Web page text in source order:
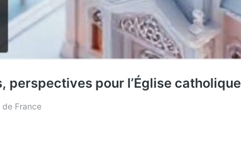
perspectives pour l’Église catholique
de France